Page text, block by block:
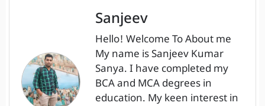
Sanjeev
Hello! Welcome To About me
My name is Sanjeev Kumar
Sanya. I have completed my
BCA and MCA degrees in
education. My keen interest in